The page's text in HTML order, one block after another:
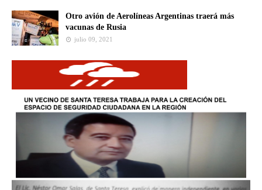
Otro avión de Aerolíneas Argentinas traerá más
vacunas de Rusia
julio 09, 2021